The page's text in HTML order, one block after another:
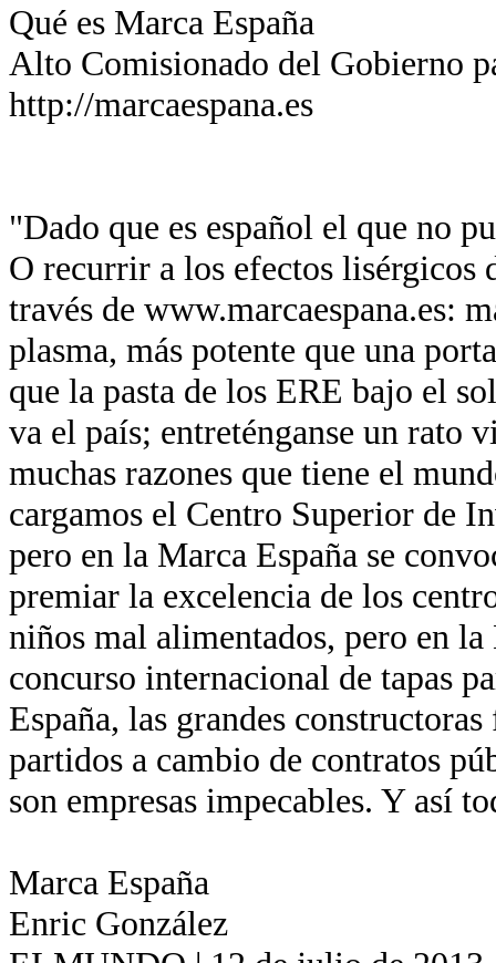
Qué es Marca España
Alto Comisionado del Gobierno
http://marcaespana.es
"Dado que es español el que no
O recurrir a los efectos lisérgicos
través de www.marcaespana.es:
plasma, más potente que una
que la pasta de los ERE bajo el
va el país; entreténganse un rato
muchas razones que tiene el
cargamos el Centro Superior de
pero en la Marca España se
premiar la excelencia de los
niños mal alimentados, pero en
concurso internacional de tapas
España, las grandes
partidos a cambio de contratos
son empresas impecables. Y así
Marca España
Enric González